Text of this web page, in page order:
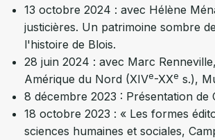
13 octobre 2024 : avec Hélène
justicières. Un patrimoine sombre
l'histoire de Blois.
28 juin 2024 : avec Marc
Amérique du Nord (XIVe-XXe s.),
8 décembre 2023 : Présentation de
18 octobre 2023 : « Les formes
sciences humaines et sociales,